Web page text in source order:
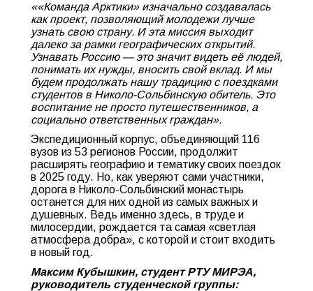
««Команда Арктики» изначально создавалась
как проект, позволяющий молодежи лучше
узнать свою страну. И эта миссия выходит
далеко за рамки географических открытий.
Узнавать Россию — это значит видеть её людей,
понимать их нужды, вносить свой вклад. И мы
будем продолжать нашу традицию с поездками
студентов в Николо-Сольбинскую обитель. Это
воспитание не просто путешественников, а
социально ответственных граждан».
Экспедиционный корпус, объединяющий 116
вузов из 53 регионов России, продолжит
расширять географию и тематику своих поездок
в 2025 году. Но, как уверяют сами участники,
дорога в Николо-Сольбинский монастырь
останется для них одной из самых важных и
душевных. Ведь именно здесь, в труде и
милосердии, рождается та самая «светлая
атмосфера добра», с которой и стоит входить
в новый год.
Максим Кубышкин, студент РТУ МИРЭА,
руководитель студенческой группы: